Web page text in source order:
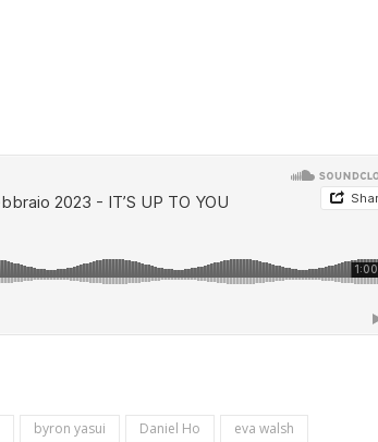
byron yasui Daniel Ho
eva walsh